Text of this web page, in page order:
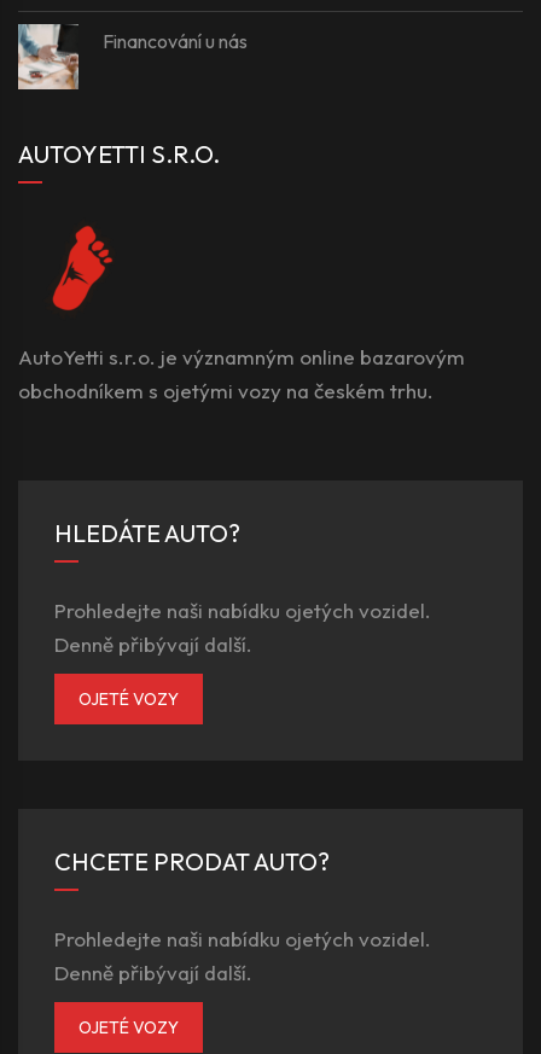
Financování u nás
AUTOYETTI S.R.O.
AutoYetti s.r.o. je významným online bazarovým
obchodníkem s ojetými vozy na českém trhu.
HLEDÁTE AUTO?
Prohledejte naši nabídku ojetých vozidel.
Denně přibývají další.
OJETÉ VOZY
CHCETE PRODAT AUTO?
Prohledejte naši nabídku ojetých vozidel.
Denně přibývají další.
OJETÉ VOZY